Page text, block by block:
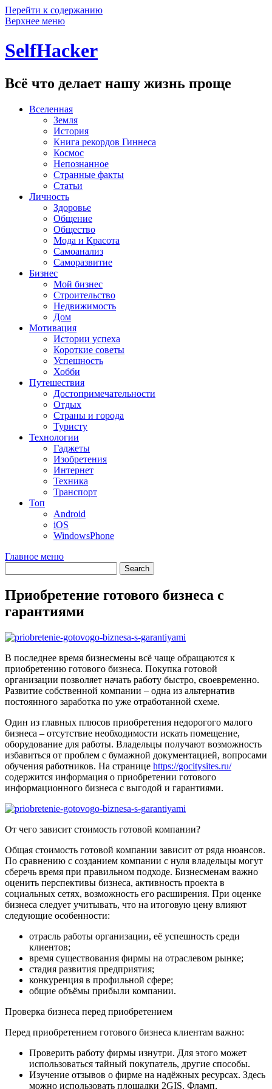
Перейти к содержанию
Верхнее меню
SelfHacker
Всё что делает нашу жизнь проще
Вселенная
Земля
История
Книга рекордов Гиннеса
Космос
Непознанное
Странные факты
Статьи
Личность
Здоровье
Общение
Общество
Мода и Красота
Самоанализ
Саморазвитие
Бизнес
Мой бизнес
Строительство
Недвижимость
Дом
Мотивация
Истории успеха
Короткие советы
Успешность
Хобби
Путешествия
Достопримечательности
Отдых
Страны и города
Туристу
Технологии
Гаджеты
Изобретения
Интернет
Техника
Транспорт
Топ
Android
iOS
WindowsPhone
Главное меню
Приобретение готового бизнеса с
гарантиями
В последнее время бизнесмены всё чаще обращаются к
приобретению готового бизнеса. Покупка готовой
организации позволяет начать работу быстро, своевременно.
Развитие собственной компании – одна из альтернатив
постоянного заработка по уже отработанной схеме.
Один из главных плюсов приобретения недорогого малого
бизнеса – отсутствие необходимости искать помещение,
оборудование для работы. Владельцы получают возможность
избавиться от проблем с бумажной документацией, вопросами
обучения работников. На странице https://gocitysites.ru/
содержится информация о приобретении готового
информационного бизнеса с выгодой и гарантиями.
От чего зависит стоимость готовой компании?
Общая стоимость готовой компании зависит от ряда нюансов.
По сравнению с созданием компании с нуля владельцы могут
сберечь время при правильном подходе. Бизнесменам важно
оценить перспективы бизнеса, активность проекта в
социальных сетях, возможность его расширения. При оценке
бизнеса следует учитывать, что на итоговую цену влияют
следующие особенности:
отрасль работы организации, её успешность среди
клиентов;
время существования фирмы на отраслевом рынке;
стадия развития предприятия;
конкуренция в профильной сфере;
общие объёмы прибыли компании.
Проверка бизнеса перед приобретением
Перед приобретением готового бизнеса клиентам важно:
Проверить работу фирмы изнутри. Для этого может
использоваться тайный покупатель, другие способы.
Изучение отзывов о фирме на надёжных ресурсах. Здесь
можно использовать площадки 2GIS, Фламп,